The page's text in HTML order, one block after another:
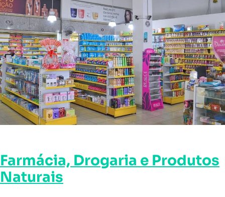
Farmácia, Drogaria e Produtos
Naturais